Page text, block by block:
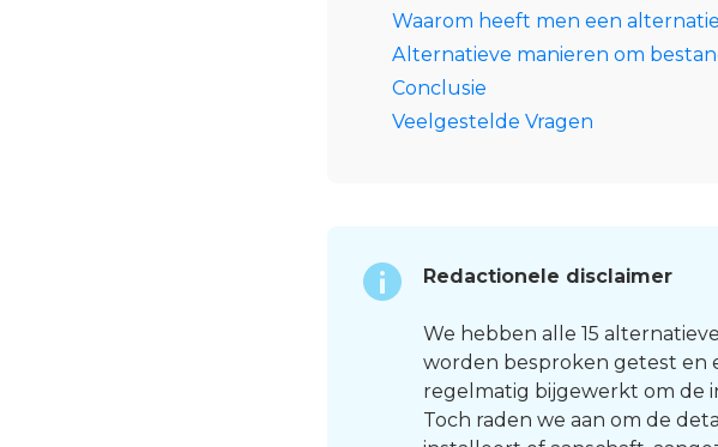
Waarom heeft men een
Alternatieve manieren om
Conclusie
Veelgestelde Vragen
Redactionele disclaimer
We hebben alle 15
worden besproken getest en
regelmatig bijgewerkt om de
Toch raden we aan om de